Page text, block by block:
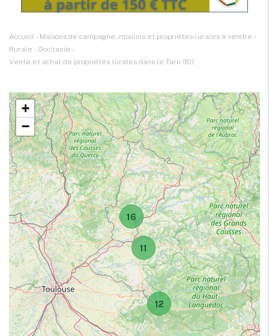
Accueil › Maisons de campagne, moulins et propriétés rurales à vendre ›
Rurale : Occitanie ›
Vente et achat de propriétés rurales dans le Tarn (81)
16
12
11
+
−